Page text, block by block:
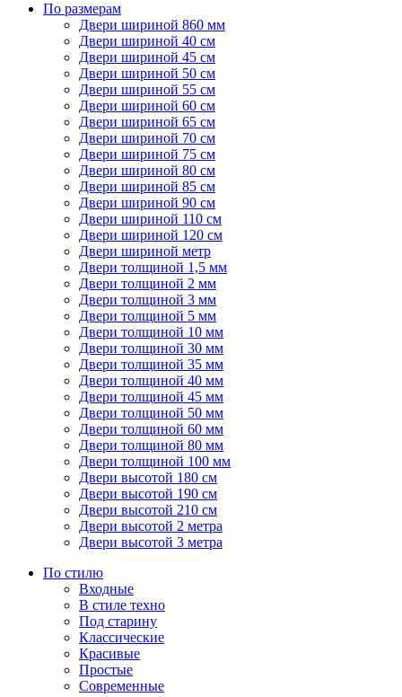
По размерам
Двери шириной 860 мм
Двери шириной 40 см
Двери шириной 45 см
Двери шириной 50 см
Двери шириной 55 см
Двери шириной 60 см
Двери шириной 65 см
Двери шириной 70 см
Двери шириной 75 см
Двери шириной 80 см
Двери шириной 85 см
Двери шириной 90 см
Двери шириной 110 см
Двери шириной 120 см
Двери шириной метр
Двери толщиной 1,5 мм
Двери толщиной 2 мм
Двери толщиной 3 мм
Двери толщиной 5 мм
Двери толщиной 10 мм
Двери толщиной 30 мм
Двери толщиной 35 мм
Двери толщиной 40 мм
Двери толщиной 45 мм
Двери толщиной 50 мм
Двери толщиной 60 мм
Двери толщиной 80 мм
Двери толщиной 100 мм
Двери высотой 180 см
Двери высотой 190 см
Двери высотой 210 см
Двери высотой 2 метра
Двери высотой 3 метра
По стилю
Входные
В стиле техно
Под старину
Классические
Красивые
Простые
Современные